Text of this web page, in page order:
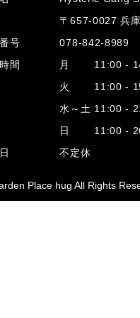
〒657-0027 兵
号
078-842-8989
間
月 11:00 -
火 11:00 -
水～土 11:00 -
日 11:00 -
不定休
Place hug All Rights